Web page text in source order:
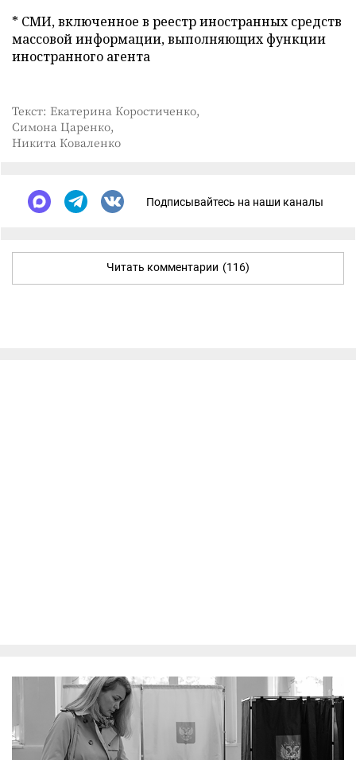
* СМИ, включенное в реестр иностранных средств
массовой информации, выполняющих функции
иностранного агента
Текст: Екатерина Коростиченко,
Симона Царенко,
Никита Коваленко
Подписывайтесь на наши каналы
Читать комментарии (116)